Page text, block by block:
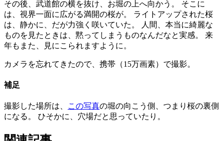
その後、武道館の横を抜け、お堀の上へ向かう。 そこに
は、視界一面に広がる満開の桜が。 ライトアップされた桜
は、静かに、だが力強く咲いていた。 人間、本当に綺麗な
ものを見たときは、黙ってしまうものなんだなと実感。 来
年もまた、見にこられますように。
カメラを忘れてきたので、携帯（15万画素）で撮影。
補足
撮影した場所は、 この写真の堀の向こう側、つまり桜の裏側
になる。 ひそかに、穴場だと思っていたり。